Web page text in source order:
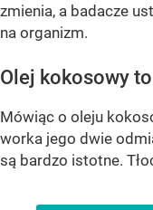
zmienia, a badacze
na organizm.
Olej kokosowy
Mówiąc o oleju
worka jego dwie
są bardzo istotne.